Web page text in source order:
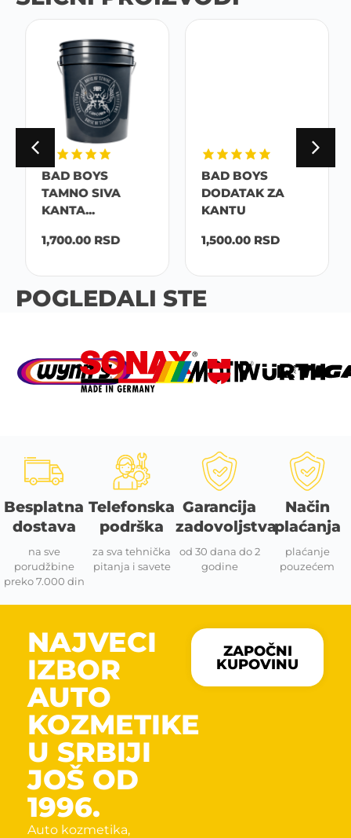
BAD BOYS
TAMNO SIVA
KANTA...
1,700.00 RSD
BAD BOYS
DODATAK ZA
KANTU
1,500.00 RSD
POGLEDALI STE
Besplatna
dostava
na sve
porudžbine
preko 7.000 din
Telefonska
podrška
za sva tehnička
pitanja i savete
Garancija
zadovoljstva
od 30 dana do 2
godine
Način
plaćanja
plaćanje
pouzećem
NAJVECI
IZBOR
AUTO
KOZMETIKE
U SRBIJI
JOŠ OD
1996.
Auto kozmetika,
ZAPOČNI
KUPOVINU